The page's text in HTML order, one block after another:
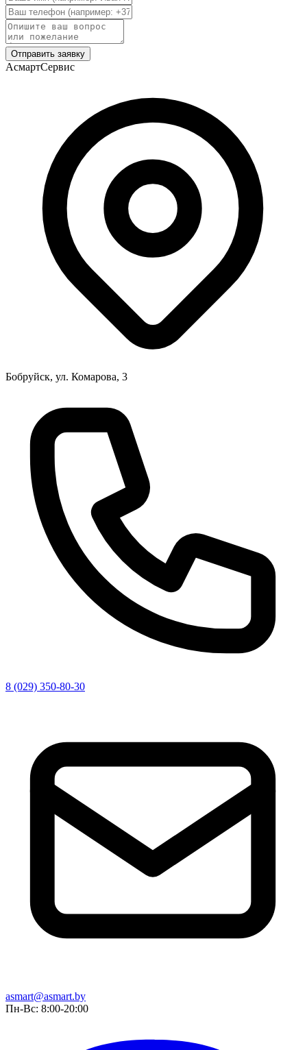
Отправить заявку
АсмартСервис
Бобруйск, ул. Комарова, 3
8 (029) 350-80-30
asmart@asmart.by
Пн-Вс: 8:00-20:00